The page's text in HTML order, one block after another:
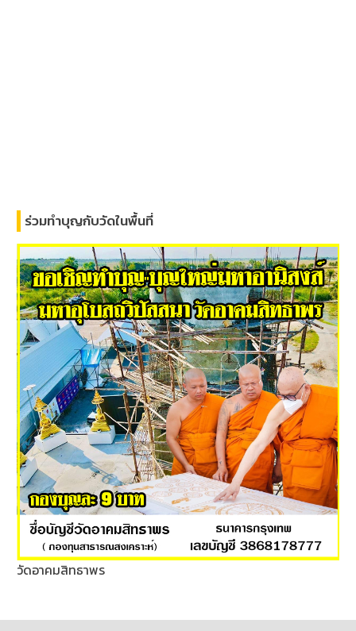
ร่วมทำบุญกับวัดในพื้นที่
วัดอาคมสิทธาพร